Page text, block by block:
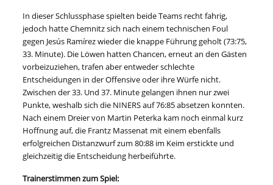
In dieser Schlussphase spielten beide Teams recht fahrig,
jedoch hatte Chemnitz sich nach einem technischen Foul
gegen Jesús Ramírez wieder die knappe Führung geholt (73:75,
33. Minute). Die Löwen hatten Chancen, erneut an den Gästen
vorbeizuziehen, trafen aber entweder schlechte
Entscheidungen in der Offensive oder ihre Würfe nicht.
Zwischen der 33. Und 37. Minute gelangen ihnen nur zwei
Punkte, weshalb sich die NINERS auf 76:85 absetzen konnten.
Nach einem Dreier von Martin Peterka kam noch einmal kurz
Hoffnung auf, die Frantz Massenat mit einem ebenfalls
erfolgreichen Distanzwurf zum 80:88 im Keim erstickte und
gleichzeitig die Entscheidung herbeiführte.
Trainerstimmen zum Spiel: